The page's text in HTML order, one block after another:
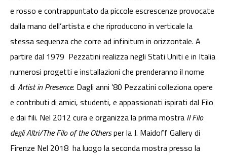
e rosso e contrappuntato da piccole escrescenze provocate
dalla mano dell’artista e che riproducono in verticale la
stessa sequenza che corre ad infinitum in orizzontale. A
partire dal 1979 Pezzatini realizza negli Stati Uniti e in Italia
numerosi progetti e installazioni che prenderanno il nome
di Artist in Presence. Dagli anni ’80 Pezzatini colleziona opere
e contributi di amici, studenti, e appassionati ispirati dal Filo
e dai fili. Nel 2012 cura e organizza la prima mostra Il Filo
degli Altri/The Filo of the Othersper la J. Maidoff Gallery di
Firenze Nel 2018 ha luogo la seconda mostra presso la